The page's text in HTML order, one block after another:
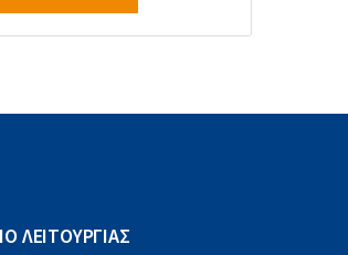
ΛΕΙΤΟΥΡΓΙΑΣ